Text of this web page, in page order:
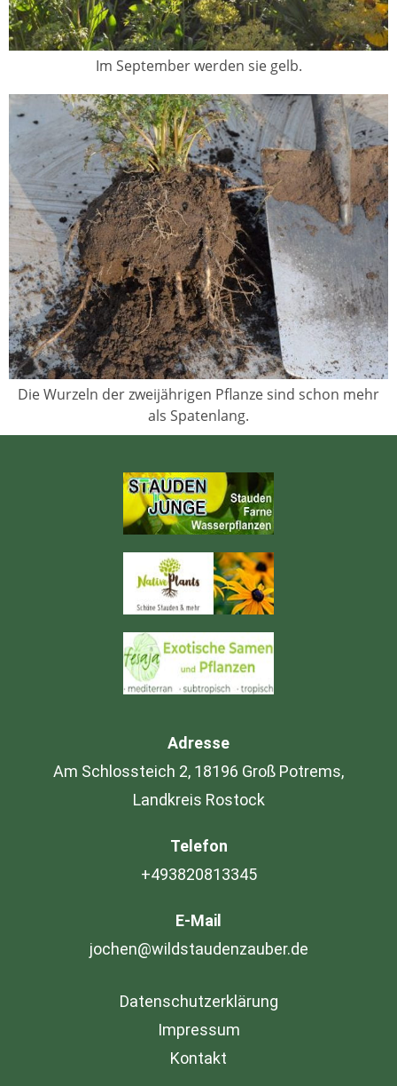
Im September werden sie gelb.
Die Wurzeln der zweijährigen Pflanze sind schon mehr
als Spatenlang.
Adresse
Am Schlossteich 2, 18196 Groß Potrems,
Landkreis Rostock
Telefon
+493820813345
E-Mail
jochen@wildstaudenzauber.de
Datenschutzerklärung
Impressum
Kontakt